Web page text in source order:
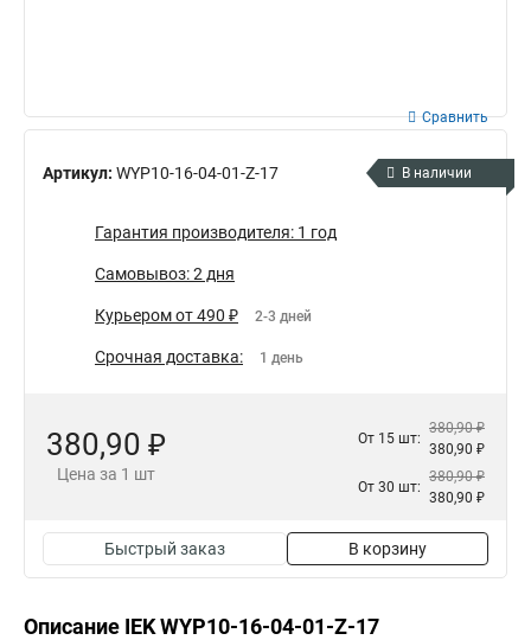
Артикул: WYP10-16-04-01-Z-17
Сравнить
В наличии
Гарантия производителя: 1 год
Самовывоз: 2 дня
Курьером от 490 ₽ 2-3 дней
Срочная доставка: 1 день
380,90 ₽
Цена за 1 шт
От 15 шт:
380,90 ₽
380,90 ₽
От 30 шт:
380,90 ₽
380,90 ₽
Быстрый заказ В корзину
Описание IEK WYP10-16-04-01-Z-17